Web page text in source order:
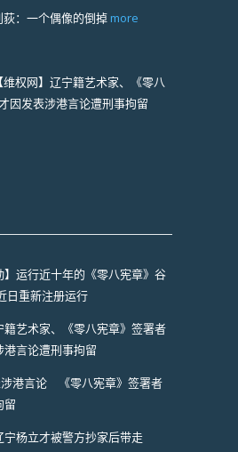
荻：一个偶像的倒掉 more
维权网】辽宁籍艺术家、《零八
因发表涉港言论遭刑事拘留
】运行近十年的《零八宪章》谷
日重新注册运行
籍艺术家、《零八宪章》签署者
言论遭刑事拘留
涉港言论 《零八宪章》签署者
留
宁杨立才被警方抄家后带走